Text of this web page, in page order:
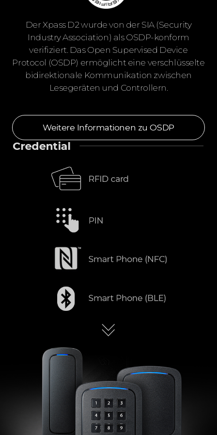
Der Xpass D2 wurde von der SIA (Security
Industry Association) als OSDP-konform
verifiziert. Das Open Supervised Device
Protocol (OSDP) ermöglicht eine verschlüsselte
bidirektionale Kommunikation zwischen
Lesegeräten und Controllern.
Weitere Informationen zu OSDP